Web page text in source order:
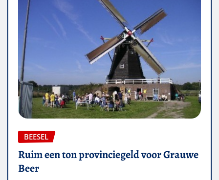
BEESEL
Ruim een ton provinciegeld voor Grauwe
Beer